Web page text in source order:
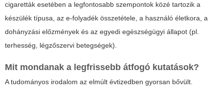
cigaretták esetében a legfontosabb szempontok közé tartozik a
készülék típusa, az e-folyadék összetétele, a használó életkora, a
dohányzási előzmények és az egyedi egészségügyi állapot (pl.
terhesség, légzőszervi betegségek).
Mit mondanak a legfrissebb átfogó kutatások?
A tudományos irodalom az elmúlt évtizedben gyorsan bővült.